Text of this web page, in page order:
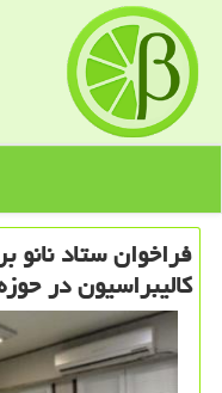
فراخوان ستاد
كالیبراسیون در